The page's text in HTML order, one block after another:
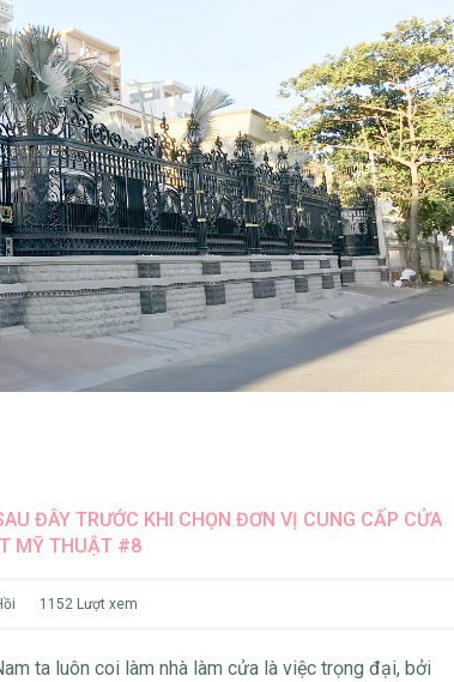
ĐÂY TRƯỚC KHI CHỌN ĐƠN VỊ CUNG CẤP CỬA
MỸ THUẬT #8
1152 Lượt xem
ta luôn coi làm nhà làm cửa là việc trọng đại, bởi